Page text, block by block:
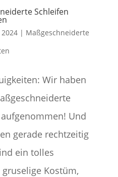
Schleifen
| Maßgeschneiderte
Wir haben
Und
gerade rechtzeitig
ein tolles
Kostüm,